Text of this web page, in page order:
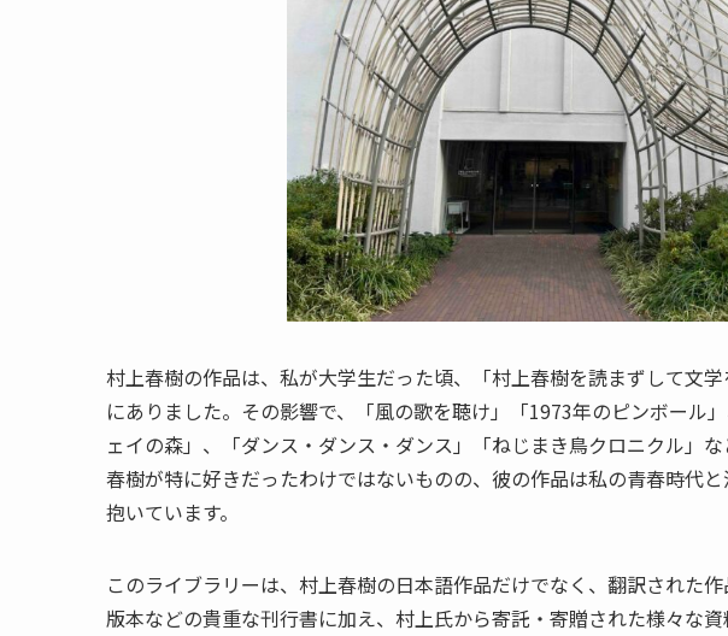
村上春樹の作品は、私が大学生だった頃、「村上春樹を読まずして文
にありました。その影響で、「風の歌を聴け」「1973年のピンボール
ェイの森」、「ダンス・ダンス・ダンス」「ねじまき鳥クロニクル」
春樹が特に好きだったわけではないものの、彼の作品は私の青春時代
抱いています。
このライブラリーは、村上春樹の日本語作品だけでなく、翻訳された
版本などの貴重な刊行書に加え、村上氏から寄託・寄贈された様々な